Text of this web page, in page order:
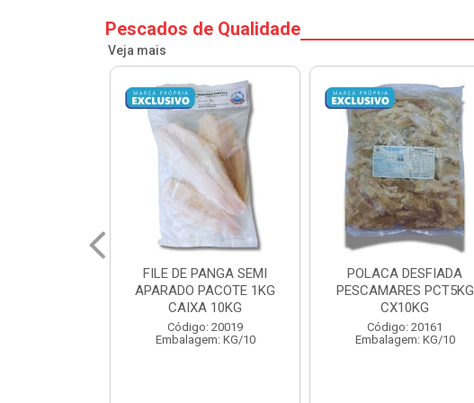
Pescados de Qualidade
Veja mais
POLACA DESFIADA
PESCAMARES PCT5KG
CX10KG
Código: 20161
Embalagem: KG/10
POLACA DESFIADA
PESCAMARES PCT1KG
CX10KG
Código: 20162
Embalagem: KG/10